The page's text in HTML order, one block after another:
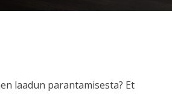
laadun parantamisesta? Et